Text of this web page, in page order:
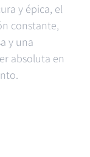
y épica, el
constante,
y una
absoluta en